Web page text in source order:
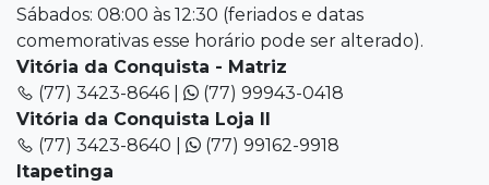
Sábados: 08:00 às 12:30 (feriados e datas
comemorativas esse horário pode ser alterado).
Vitória da Conquista - Matriz
(77) 3423-8646 |
(77) 99943-0418
Vitória da Conquista Loja II
(77) 3423-8640 |
(77) 99162-9918
Itapetinga